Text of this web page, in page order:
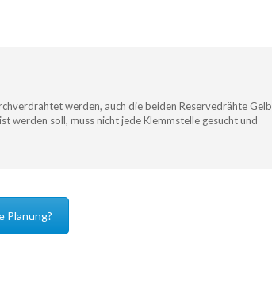
werden, auch die beiden Reservedrähte Gelb
werden soll, muss nicht jede Klemmstelle gesucht und
Planung?